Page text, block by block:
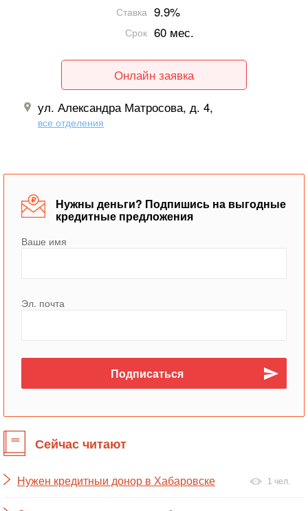
Ставка 9.9%
Срок 60 мес.
Онлайн заявка
ул. Александра Матросова, д. 4,
все отделения
Нужны деньги? Подпишись на выгодные
кредитные предложения
Ваше имя
Эл. почта
Сейчас читают
Нужен кредитныи донор в Хабаровске 1 чел.